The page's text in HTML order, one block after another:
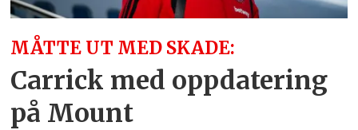
MÅTTE UT MED SKADE:
Carrick med oppdatering
på Mount